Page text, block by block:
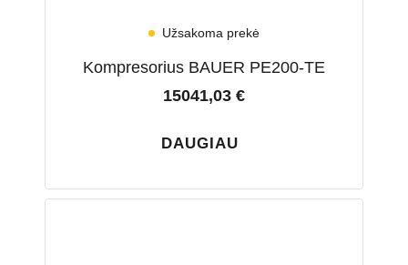
Užsakoma prekė
Kompresorius BAUER PE200-TE
15041,03 €
DAUGIAU